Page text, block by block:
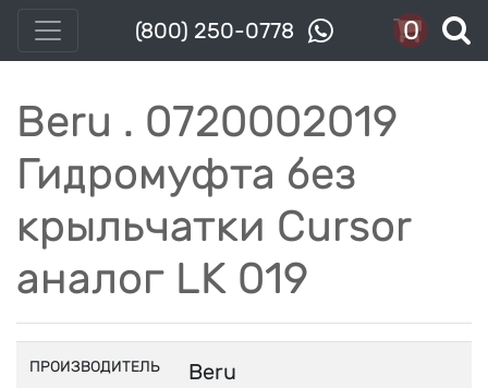
(800) 250-0778 0
Beru . 0720002019
Гидромуфта без
крыльчатки Cursor
аналог LK 019
ПРОИЗВОДИТЕЛЬ Beru